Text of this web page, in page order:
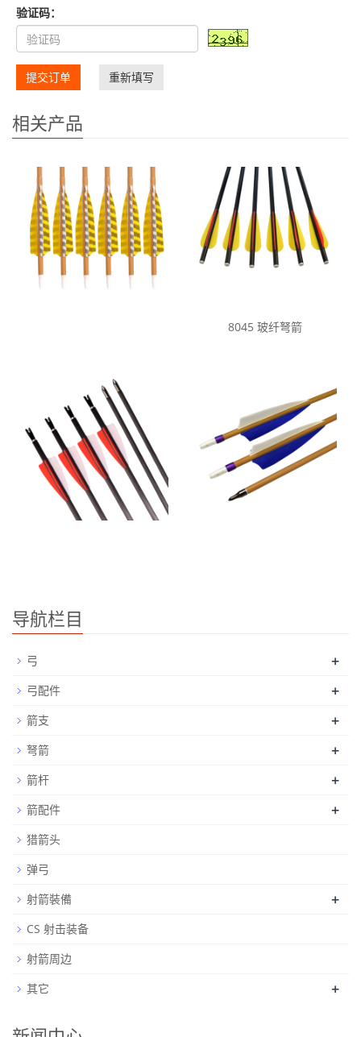
验证码：
提交订单 重新填写
相关产品
8045 玻纤弩箭
导航栏目
弓 +
弓配件 +
箭支 +
弩箭 +
箭杆 +
箭配件 +
猎箭头
弹弓
射箭裝備
+
CS 射击装备
射箭周边
其它
+